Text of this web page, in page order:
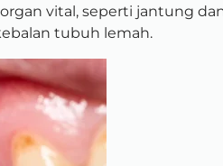
vital, seperti jantung
tubuh lemah.